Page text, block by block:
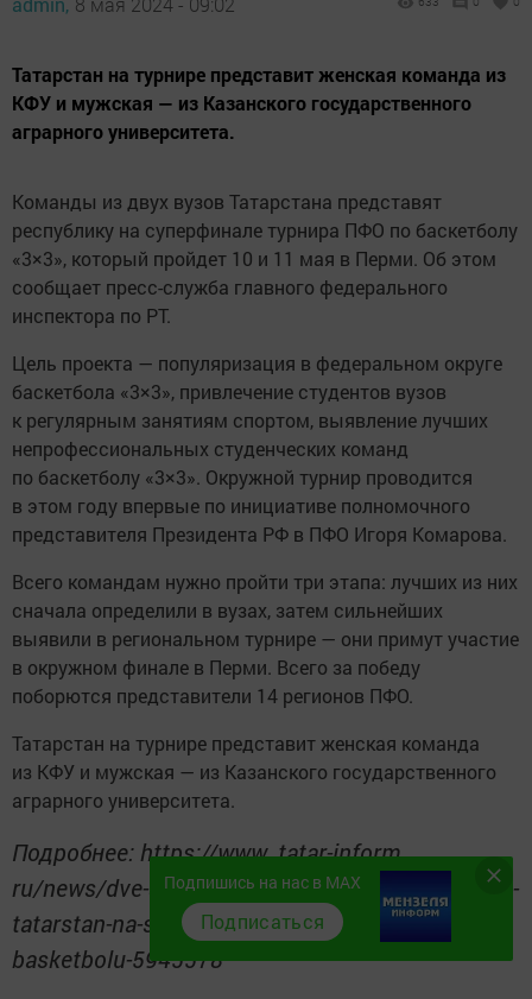
Татарстан на турнире представит женская команда из
КФУ и мужская — из Казанского государственного
аграрного университета.
Команды из двух вузов Татарстана представят
республику на суперфинале турнира ПФО по баскетболу
«3×3», который пройдет 10 и 11 мая в Перми. Об этом
сообщает пресс-служба главного федерального
инспектора по РТ.
Цель проекта — популяризация в федеральном округе
баскетбола «3×3», привлечение студентов вузов
к регулярным занятиям спортом, выявление лучших
непрофессиональных студенческих команд
по баскетболу «3×3». Окружной турнир проводится
в этом году впервые по инициативе полномочного
представителя Президента РФ в ПФО Игоря Комарова.
Всего командам нужно пройти три этапа: лучших из них
сначала определили в вузах, затем сильнейших
выявили в региональном турнире — они примут участие
в окружном финале в Перми. Всего за победу
поборются представители 14 регионов ПФО.
Татарстан на турнире представит женская команда
из КФУ и мужская — из Казанского государственного
аграрного университета.
Подробнее: https://www. tatar-inform.
ru/news/dve-studenceskie-komandy-predstavyat-
tatarstan-na-superfinale-turnira-pfo-po-
basketbolu-5945578
Подпишись на нас в MAX
Подписаться